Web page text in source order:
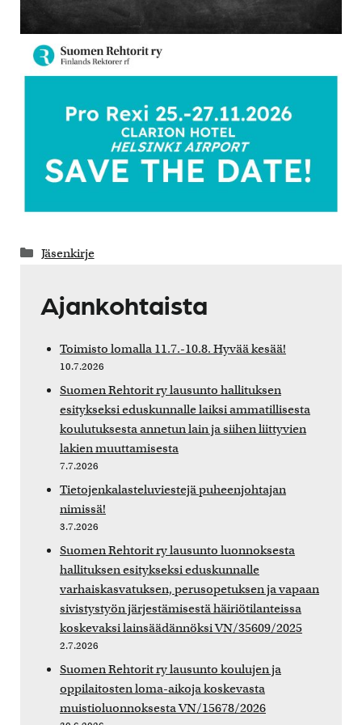
Kategoriat
Jäsenkirje
Ajankohtaista
Toimisto lomalla 11.7.-10.8. Hyvää kesää!
10.7.2026
Suomen Rehtorit ry lausunto hallituksen
esitykseksi eduskunnalle laiksi ammatillisesta
koulutuksesta annetun lain ja siihen liittyvien
lakien muuttamisesta
7.7.2026
Tietojenkalasteluviestejä puheenjohtajan
nimissä!
3.7.2026
Suomen Rehtorit ry lausunto luonnoksesta
hallituksen esitykseksi eduskunnalle
varhaiskasvatuksen, perusopetuksen ja vapaan
sivistystyön järjestämisestä häiriötilanteissa
koskevaksi lainsäädännöksi VN/35609/2025
2.7.2026
Suomen Rehtorit ry lausunto koulujen ja
oppilaitosten loma-aikoja koskevasta
muistioluonnoksesta VN/15678/2026